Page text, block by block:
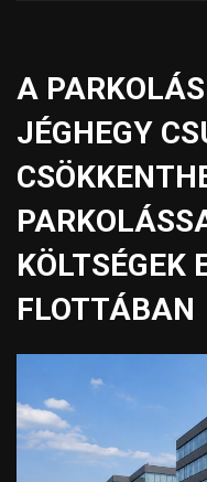
A
JÉGHEGY
KÖLTSÉGEK
FLOTTÁBAN